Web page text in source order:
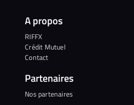
A propos
RIFFX
Crédit Mutuel
Contact
Partenaires
Nos partenaires